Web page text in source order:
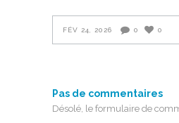
FÉV 24, 2026 0 0
Pas de commentaires
Désolé, le formulaire de